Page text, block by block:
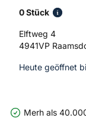
0 Stück
Elftweg 4
4941VP
Heute geöffnet
Merh als